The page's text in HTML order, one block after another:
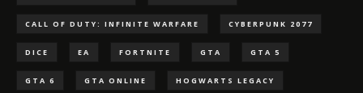
CALL OF DUTY: INFINITE WARFARE CYBERPUNK 2077
DICE EA FORTNITE GTA GTA 5
GTA 6 GTA ONLINE HOGWARTS LEGACY